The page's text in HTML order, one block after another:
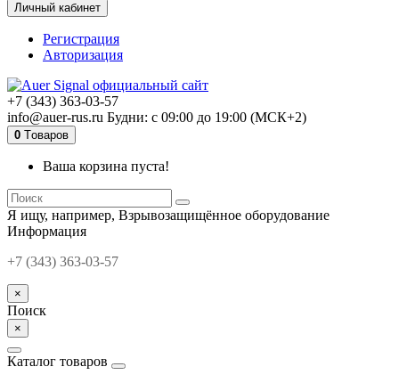
Личный кабинет
Регистрация
Авторизация
+7 (343) 363-03-57
info@auer-rus.ru Будни: с 09:00 до 19:00 (МСК+2)
0 Tоваров
Ваша корзина пуста!
Я ищу, например, Взрывозащищённое оборудование
Информация
+7 (343) 363-03-57
×
Поиск
×
Каталог товаров